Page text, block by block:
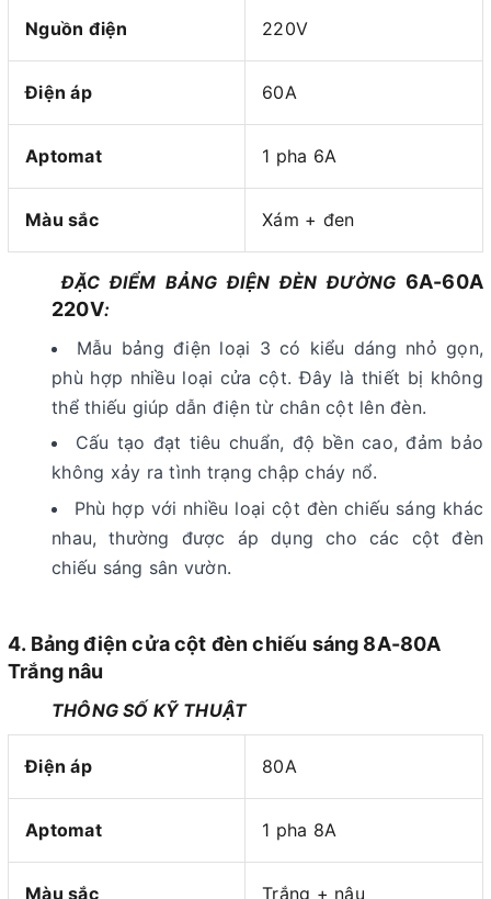
Nguồn điện 220V
Điện áp 60A
Aptomat 1 pha 6A
Màu sắc Xám + đen
ĐẶC ĐIỂM BẢNG ĐIỆN ĐÈN ĐƯỜNG 6A-60A
220V:
Mẫu bảng điện loại 3 có kiểu dáng nhỏ gọn,
phù hợp nhiều loại cửa cột. Đây là thiết bị không
thể thiếu giúp dẫn điện từ chân cột lên đèn.
Cấu tạo đạt tiêu chuẩn, độ bền cao, đảm bảo
không xảy ra tình trạng chập cháy nổ.
Phù hợp với nhiều loại cột đèn chiếu sáng khác
nhau, thường được áp dụng cho các cột đèn
chiếu sáng sân vườn.
4. Bảng điện cửa cột đèn chiếu sáng 8A-80A
Trắng nâu
THÔNG SỐ KỸ THUẬT
Điện áp 80A
Aptomat 1 pha 8A
Màu sắc Trắng + nâu